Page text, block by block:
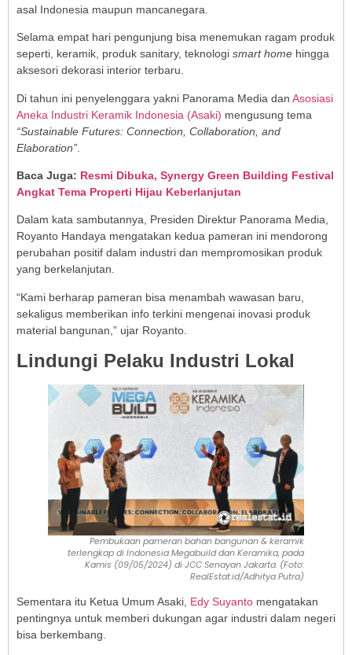
asal Indonesia maupun mancanegara.
Selama empat hari pengunjung bisa menemukan ragam produk
seperti, keramik, produk sanitary, teknologi smart home hingga
aksesori dekorasi interior terbaru.
Di tahun ini penyelenggara yakni Panorama Media dan Asosiasi
Aneka Industri Keramik Indonesia (Asaki) mengusung tema
“Sustainable Futures: Connection, Collaboration, and
Elaboration”
Baca Juga: Resmi Dibuka, Synergy Green Building Festival
Angkat Tema Properti Hijau Keberlanjutan
Dalam kata sambutannya, Presiden Direktur Panorama Media,
Royanto Handaya mengatakan kedua pameran ini mendorong
perubahan positif dalam industri dan mempromosikan produk
yang berkelanjutan.
“Kami berharap pameran bisa menambah wawasan baru,
sekaligus memberikan info terkini mengenai inovasi produk
material bangunan,” ujar Royanto.
Lindungi Pelaku Industri Lokal
Pembukaan pameran bahan bangunan & keramik
terlengkap di Indonesia Megabuild dan Keramika, pada
Kamis (09/05/2024) di JCC Senayan Jakarta. (Foto:
RealEstat.id/Adhitya Putra)
Sementara itu Ketua Umum Asaki, Edy Suyanto mengatakan
pentingnya untuk memberi dukungan agar industri dalam negeri
bisa berkembang.